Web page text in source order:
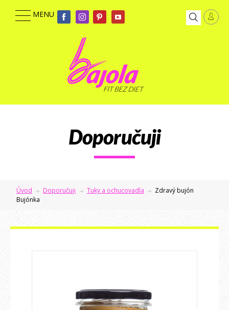
Doporučuji
Úvod Doporučuji Tuky a ochucovadla
Zdravý bujón
Bujónka